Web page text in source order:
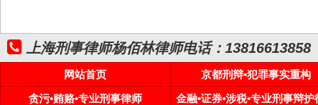
上海刑事律师杨佰林律师电话：13816613858
网站首页
京都刑辩•犯罪事实重构
贪污•贿赂•专业刑事律师
金融•证券•涉税•专业刑事辩护